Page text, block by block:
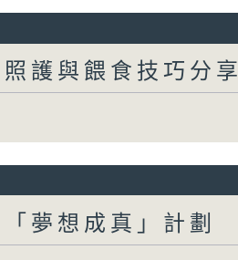
護與餵食技巧分享
夢想成真」計劃